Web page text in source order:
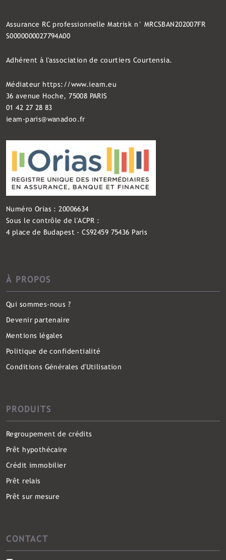
Assurance RC professionnelle Matrisk n° MRCSBAN202007FR
S0000000027794A00
Adhérent à l'association de courtiers Courtensia.
Médiateur https://www.ieam.eu
36 avenue Hoche, 75008 PARIS
01 42 27 28 83
ieam-paris@wanadoo.fr
Numéro Orias : 20006634
Sous le contrôle de l'ACPR :
4 place de Budapest - CS92459 75436 Paris
À PROPOS
Qui sommes-nous ?
Devenir partenaire
Mentions légales
Politique de confidentialité
Conditions Générales d'Utilisation
PRODUITS
Regroupement de crédits
Prêt hypothécaire
Crédit immobilier
Prêt relais
Prêt sur mesure
CONTACT